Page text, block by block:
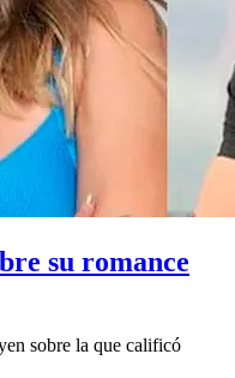
su romance
sobre la que calificó